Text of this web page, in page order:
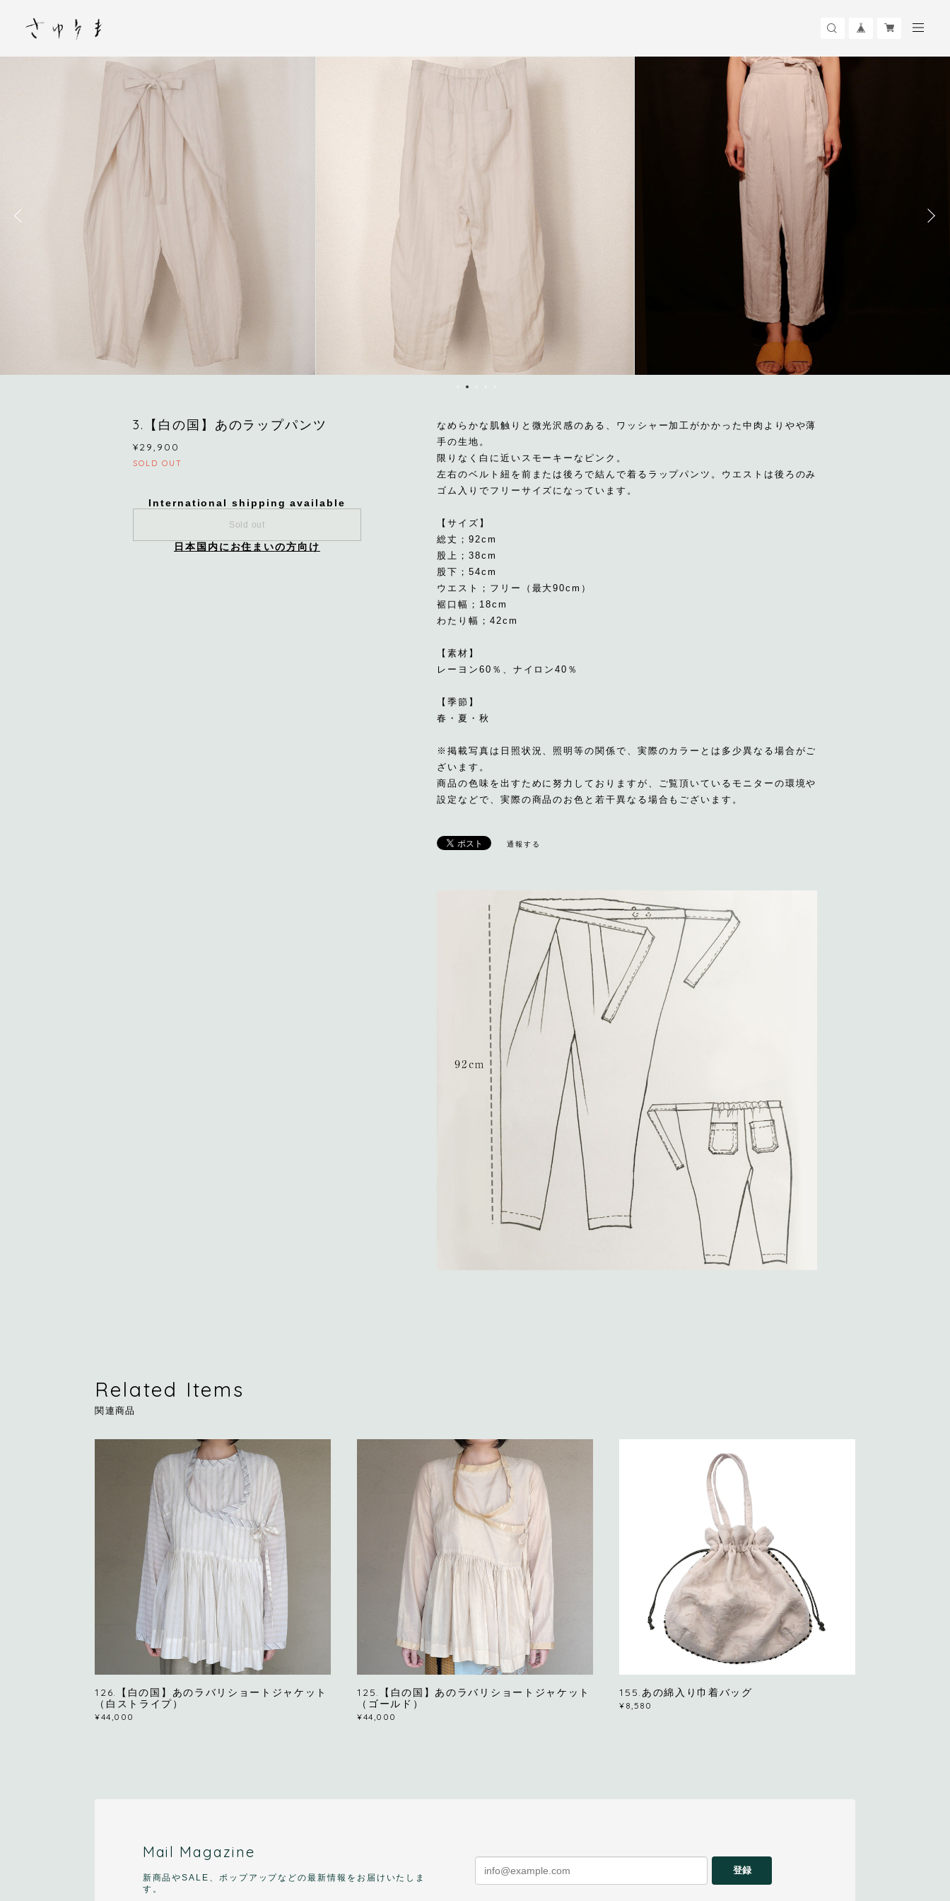
3.【白の国】あのラップパンツ
¥29,900
SOLD OUT
International shipping available
Sold out
日本国内にお住まいの方向け
なめらかな肌触りと微光沢感のある、ワッシャー加工がかかった中肉よりやや薄
手の生地。
限りなく白に近いスモーキーなピンク。
左右のベルト紐を前または後ろで結んで着るラップパンツ。ウエストは後ろのみ
ゴム入りでフリーサイズになっています。
【サイズ】
総丈；92cm
股上；38cm
股下；54cm
ウエスト；フリー（最大90cm）
裾口幅；18cm
わたり幅；42cm
【素材】
レーヨン60％、ナイロン40％
【季節】
春・夏・秋
※掲載写真は日照状況、照明等の関係で、実際のカラーとは多少異なる場合がご
ざいます。
商品の色味を出すために努力しておりますが、ご覧頂いているモニターの環境や
設定などで、実際の商品のお色と若干異なる場合もございます。
通報する
Related Items
関連商品
126.【白の国】あのラバリショートジャケット
（白ストライプ）
¥44,000
125.【白の国】あのラバリショートジャケット
（ゴールド）
¥44,000
155.あの綿入り巾着バッグ
¥8,580
Mail Magazine
新商品やSALE、ポップアップなどの最新情報をお届けいたしま
す。
登録